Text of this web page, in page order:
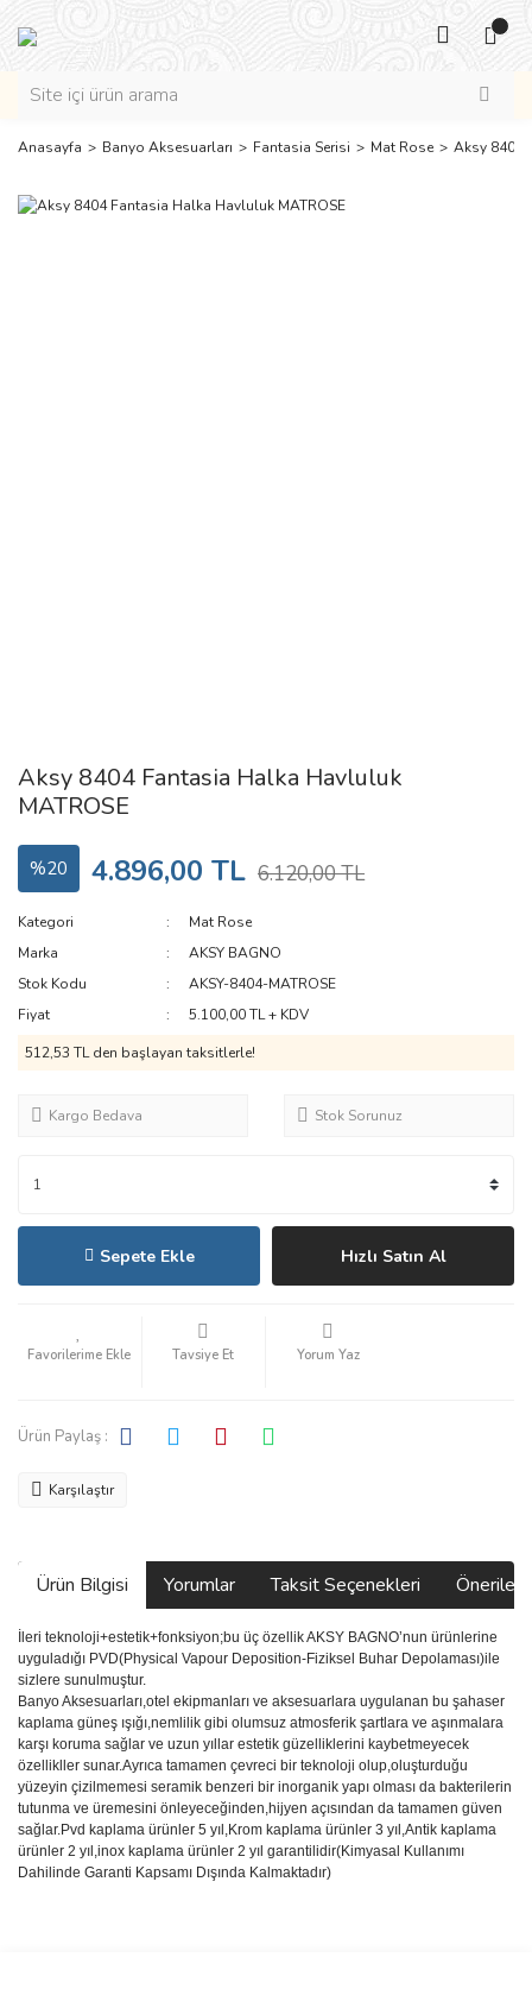
Anasayfa Banyo Aksesuarları Fantasia Serisi Mat Rose Aksy 8404
Aksy 8404 Fantasia Halka Havluluk
MATROSE
%20 4.896,00 TL 6.120,00 TL
Kategori
Mat Rose
Marka
AKSY BAGNO
Stok Kodu
AKSY-8404-MATROSE
Fiyat
5.100,00 TL + KDV
512,53 TL den başlayan taksitlerle!
Kargo Bedava Stok Sorunuz
Sepete Ekle Hızlı Satın Al
Tavsiye Et Yorum Yaz
Ürün Paylaş :
Karşılaştır
Ürün Bilgisi Yorumlar Taksit Seçenekleri
İleri teknoloji+estetik+fonksiyon;bu üç özellik AKSY BAGNO’nun ürünlerine
uyguladığı PVD(Physical Vapour Deposition-Fiziksel Buhar Depolaması)ile
sizlere sunulmuştur.
Banyo Aksesuarları,otel ekipmanları ve aksesuarlara uygulanan bu şahaser
kaplama güneş ışığı,nemlilik gibi olumsuz atmosferik şartlara ve aşınmalara
karşı koruma sağlar ve uzun yıllar estetik güzelliklerini kaybetmeyecek
özellikller sunar.Ayrıca tamamen çevreci bir teknoloji olup,oluşturduğu
yüzeyin çizilmemesi seramik benzeri bir inorganik yapı olması da bakterilerin
tutunma ve üremesini önleyeceğinden,hijyen açısından da tamamen güven
sağlar.Pvd kaplama ürünler 5 yıl,Krom kaplama ürünler 3 yıl,Antik kaplama
ürünler 2 yıl,inox kaplama ürünler 2 yıl garantilidir(Kimyasal Kullanımı
Dahilinde Garanti Kapsamı Dışında Kalmaktadır)